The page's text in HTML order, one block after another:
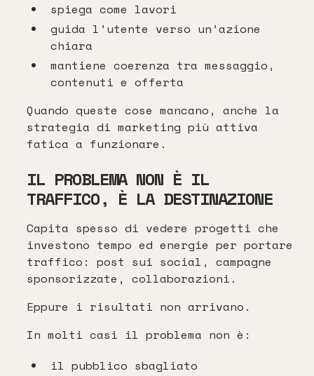
spiega come lavori
guida l’utente verso un’azione
chiara
mantiene coerenza tra messaggio,
contenuti e offerta
Quando queste cose mancano, anche la
strategia di marketing più attiva
fatica a funzionare.
IL PROBLEMA NON È IL
TRAFFICO, È LA DESTINAZIONE
Capita spesso di vedere progetti che
investono tempo ed energie per portare
traffico: post sui social, campagne
sponsorizzate, collaborazioni.
Eppure i risultati non arrivano.
In molti casi il problema non è:
il pubblico sbagliato